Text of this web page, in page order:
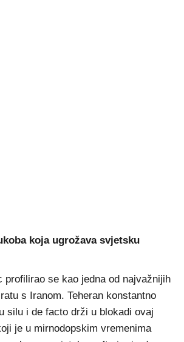
koja ugrožava svjetsku
profilirao se kao jedna od najvažnijih
s Iranom. Teheran konstantno
silu i de facto drži u blokadi ovaj
je u mirnodopskim vremenima